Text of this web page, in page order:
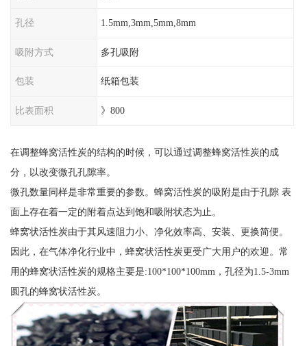
孔径 1.5mm,3mm,5mm,8mm
吸附方式 多孔吸附
包装 纸箱包装
比表面积 》800
在调整蜂窝活性炭的结构的时候，可以通过调整蜂窝活性炭的成
分，以改变微孔孔隙率。
微孔数量同样是非常重要的参数。蜂窝活性炭的吸附是由于孔隙 表
面上存在着一定的附着点达到饱和吸附状态为止。
蜂窝状活性炭由于其风速阻力小、净化效率高、安装、更换简便。
因此，在气体净化行业中，蜂窝状活性炭更受广大用户的欢迎。常
用的蜂窝状活性炭的规格主要是:100*100*100mm，孔径为1.5-3mm
圆孔的蜂窝状活性炭。